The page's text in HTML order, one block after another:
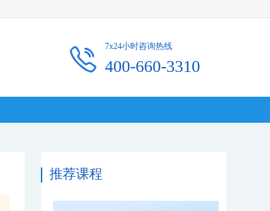
7x24小时咨询热线
400-660-3310
推荐课程